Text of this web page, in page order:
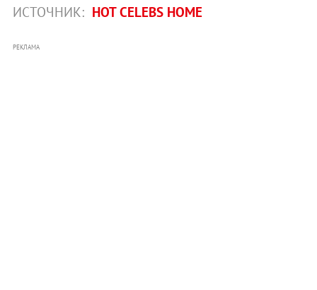
ИСТОЧНИК: HOT CELEBS HOME
РЕКЛАМА